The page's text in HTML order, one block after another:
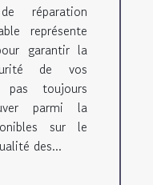
réparation
représente
garantir la
de vos
pas toujours
parmi la
sur le
des...